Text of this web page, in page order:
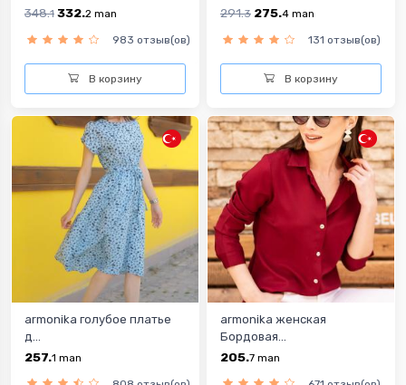
348.1 332.2 man
983 отзыв(ов)
В корзину
291.3 275.4 man
131 отзыв(ов)
В корзину
armonika голубое платье
д...
257.1 man
armonika женская
Бордовая...
205.7 man